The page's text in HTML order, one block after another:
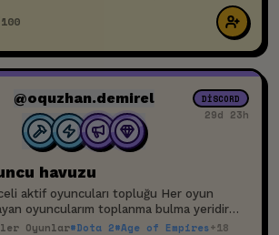
@oquzhan.demirel DISCORD
29d 23h
havuzu
aktif oyuncuları topluğu Her oyun
oyuncularım toplanma bulma yeridir
aktif ise sende havuza katıl oyun
Oyunlar#Dota 2#Age of Empires+18